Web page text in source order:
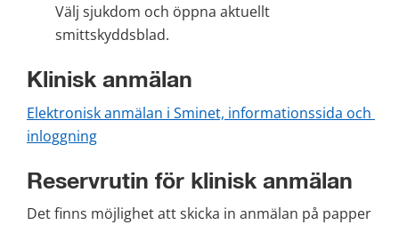
Välj sjukdom och öppna aktuellt
smittskyddsblad.
Klinisk anmälan
Elektronisk anmälan i Sminet, informationssida och
inloggning
Reservrutin för klinisk anmälan
Det finns möjlighet att skicka in anmälan på papper